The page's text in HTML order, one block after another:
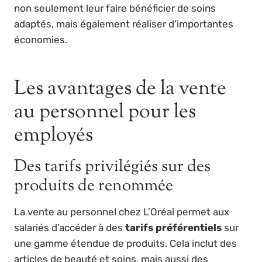
non seulement leur faire bénéficier de soins
adaptés, mais également réaliser d’importantes
économies.
Les avantages de la vente
au personnel pour les
employés
Des tarifs privilégiés sur des
produits de renommée
La vente au personnel chez L’Oréal permet aux
salariés d’accéder à des tarifs préférentiels sur
une gamme étendue de produits. Cela inclut des
articles de beauté et soins, mais aussi des